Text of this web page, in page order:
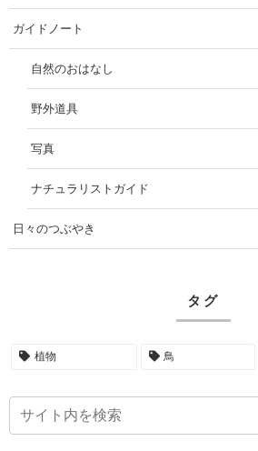
ガイドノート
自然のおはなし
野外道具
写真
ナチュラリストガイド
日々のつぶやき
タグ
植物 鳥